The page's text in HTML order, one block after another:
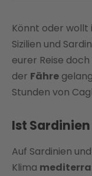
Könnt oder wollt
Sizilien und
eurer Reise
der Fähre
Stunden von
Ist
Auf Sardinien
Klima